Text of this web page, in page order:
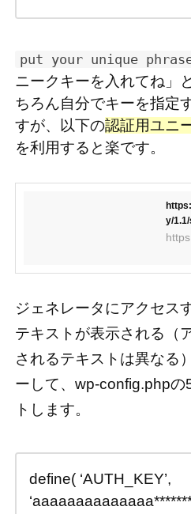
put your unique
ニークキーを入れてね」
ちろん自分でキーを指定
すが、以下の認証用ユニ
を利用すると楽です。
y/
ジェネレータにアクセス
テキストが表示される（
されるテキストは異なる
ーして、wp-config.phpの
トします。
define( ‘AUTH_KEY’,